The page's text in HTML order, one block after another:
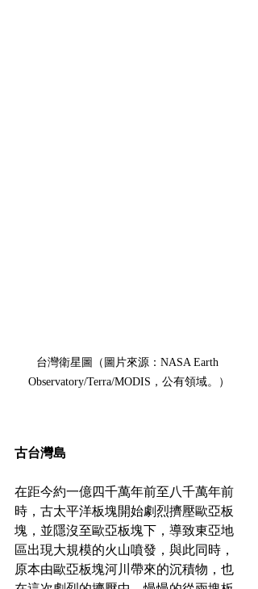
台灣衛星圖（圖片來源：NASA Earth
Observatory/Terra/MODIS，公有領域。）
古台灣島
在距今約一億四千萬年前至八千萬年前
時，古太平洋板塊開始劇烈擠壓歐亞板
塊，並隱沒至歐亞板塊下，導致東亞地
區出現大規模的火山噴發，與此同時，
原本由歐亞板塊河川帶來的沉積物，也